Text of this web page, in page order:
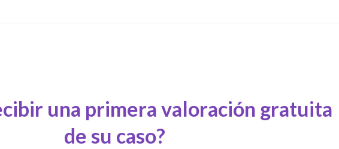
una primera valoración gratuita
de su caso?